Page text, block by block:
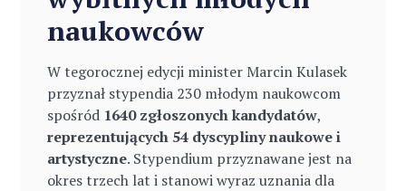
naukowców
W tegorocznej edycji minister Marcin Kulasek
przyznał stypendia 230 młodym naukowcom
spośród 1640 zgłoszonych kandydatów,
reprezentujących 54 dyscypliny naukowe i
artystyczne. Stypendium przyznawane jest na
okres trzech lat i stanowi wyraz uznania dla